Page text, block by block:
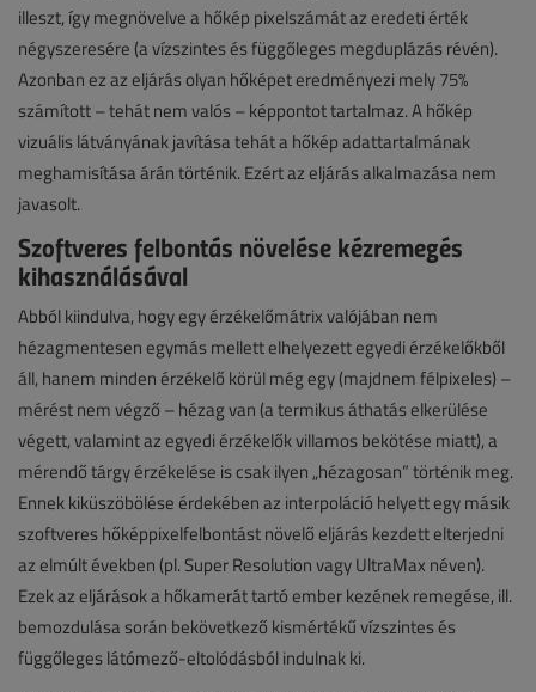
illeszt, így megnövelve a hőkép pixelszámát az eredeti érték
négyszeresére (a vízszintes és függőleges megduplázás révén).
Azonban ez az eljárás olyan hőképet eredményezi mely 75%
számított – tehát nem valós – képpontot tartalmaz. A hőkép
vizuális látványának javítása tehát a hőkép adattartalmának
meghamisítása árán történik. Ezért az eljárás alkalmazása nem
javasolt.
Szoftveres felbontás növelése kézremegés
kihasználásával
Abból kiindulva, hogy egy érzékelőmátrix valójában nem
hézagmentesen egymás mellett elhelyezett egyedi érzékelőkből
áll, hanem minden érzékelő körül még egy (majdnem félpixeles) –
mérést nem végző – hézag van (a termikus áthatás elkerülése
végett, valamint az egyedi érzékelők villamos bekötése miatt), a
mérendő tárgy érzékelése is csak ilyen „hézagosan” történik meg.
Ennek kiküszöbölése érdekében az interpoláció helyett egy másik
szoftveres hőképpixelfelbontást növelő eljárás kezdett elterjedni
az elmúlt években (pl. Super Resolution vagy UltraMax néven).
Ezek az eljárások a hőkamerát tartó ember kezének remegése, ill.
bemozdulása során bekövetkező kismértékű vízszintes és
függőleges látómező-eltolódásból indulnak ki.